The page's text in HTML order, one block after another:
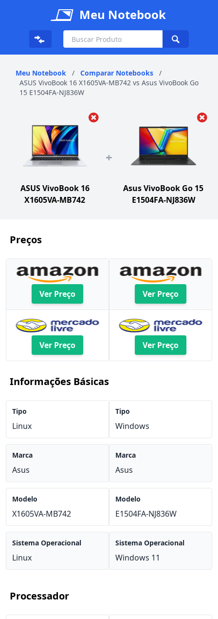
Meu Notebook
Meu Notebook / Comparar Notebooks
/
ASUS VivoBook 16 X1605VA-MB742 vs Asus VivoBook Go
15 E1504FA-NJ836W
ASUS VivoBook 16
X1605VA-MB742
+
Asus VivoBook Go 15
E1504FA-NJ836W
Preços
Ver Preço
Ver Preço
Ver Preço
Ver Preço
Informações Básicas
Tipo
Linux
Marca
Asus
Modelo
X1605VA-MB742
Sistema Operacional
Linux
Tipo
Windows
Marca
Asus
Modelo
E1504FA-NJ836W
Sistema Operacional
Windows 11
Processador